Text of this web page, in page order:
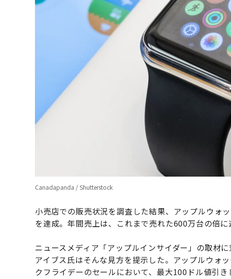
Canadapanda / Shutterstock
小売店での販売状況を調査した結果、アップルウォ
を達成。年間売上は、これまで売れた600万台の倍に
ニュースメディア「アップルインサイダー」の取材
アイブス氏はそんな見方を提示した。アップルウォ
クフライデーのセールにおいて、最大100ドル値引き